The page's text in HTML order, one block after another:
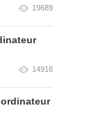
19689
14916
ordinateur